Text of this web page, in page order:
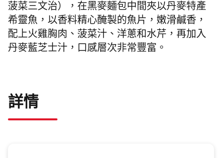
菠菜三文治），在黑麥麵包中間夾以丹麥特產
希靈魚，以香料精心醃製的魚片，嫩滑鹹香，
配上火雞胸肉、菠菜汁、洋蔥和水芹，再加入
丹麥藍芝士汁，口感層次非常豐富。
詳情